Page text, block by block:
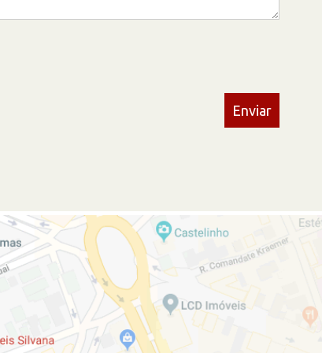
Enviar